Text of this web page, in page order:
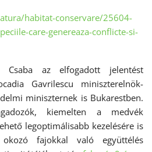
habitat-conservare/25604-
care-genereaza-conflicte-si-
Csaba az elfogadott jelentést
Gavrilescu miniszterelnök-
miniszternek is Bukarestben.
kiemelten a medvék
legoptimálisabb kezelésére is
fajokkal való együttélés